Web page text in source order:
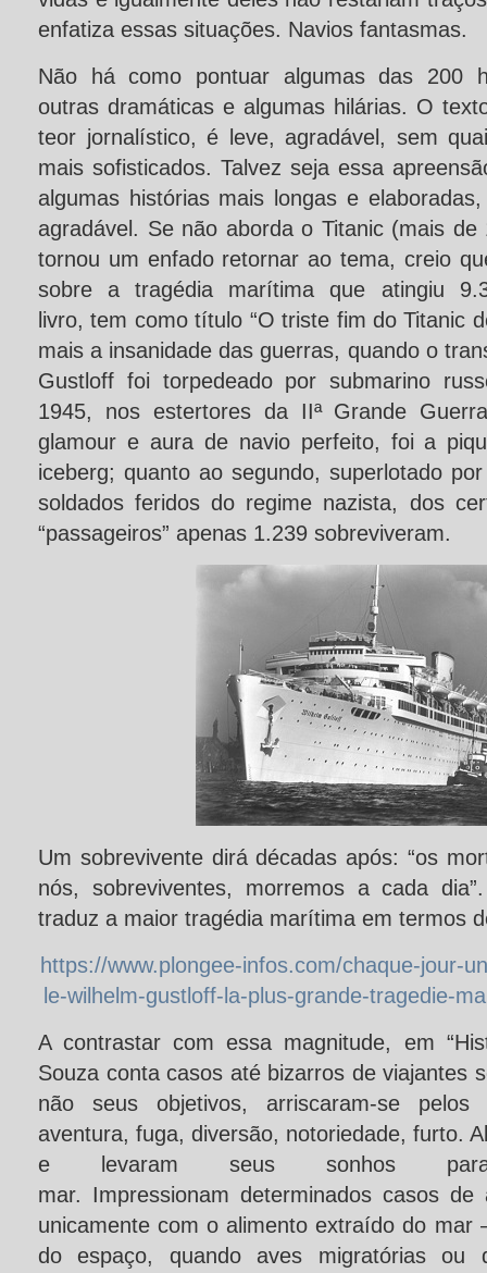
enfatiza essas situações. Navios fantasmas.
Não há como pontuar algumas das 200
outras dramáticas e algumas hilárias. O
teor jornalístico, é leve, agradável, sem
mais sofisticados. Talvez seja essa
algumas histórias mais longas e
agradável. Se não aborda o Titanic (mais
tornou um enfado retornar ao tema, creio
sobre a tragédia marítima que atingiu
livro, tem como título “O triste fim do Titanic
mais a insanidade das guerras, quando o
Gustloff foi torpedeado por submarino
1945, nos estertores da IIª Grande
glamour e aura de navio perfeito, foi a
iceberg; quanto ao segundo, superlotado
soldados feridos do regime nazista, dos
“passageiros” apenas 1.239 sobreviveram.
Um sobrevivente dirá décadas após: “os
nós, sobreviventes, morremos a cada
traduz a maior tragédia marítima em termos
https://www.plongee-infos.com/chaque-jour-
le-wilhelm-gustloff-la-plus-grande-tragedie-
A contrastar com essa magnitude, em
Souza conta casos até bizarros de viajantes
não seus objetivos, arriscaram-se pelos
aventura, fuga, diversão, notoriedade, furto.
e levaram seus sonhos
mar. Impressionam determinados casos de
unicamente com o alimento extraído do
do espaço, quando aves migratórias ou